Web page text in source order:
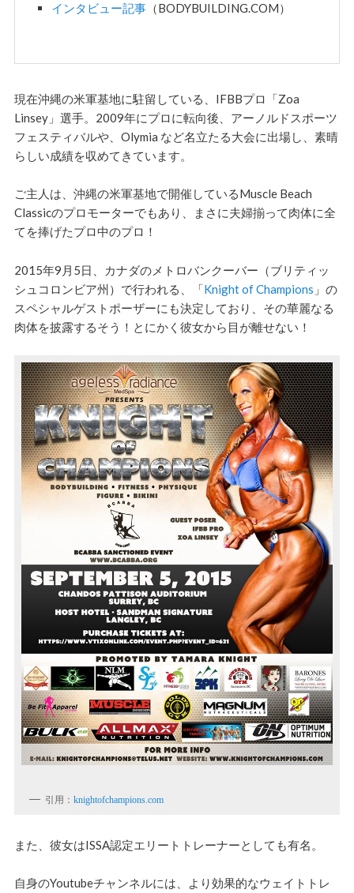
インタビュー記事（BODYBUILDING.COM）
現在沖縄の米軍基地に駐留している、IFBBプロ「Zoa
Linsey」選手。2009年にプロに転向後、アーノルドスポーツ
フェスティバルや、Olymia など名立たる大会に出場し、素晴
らしい成績を収めてきています。
ご主人は、沖縄の米軍基地で開催しているMuscle Beach
Classicのプロモーターでもあり、まさに夫婦揃って肉体に全
てを捧げたプロ中のプロ！
2015年9月5日、カナダのメトロバンクーバー（ブリティッ
シュコロンビア州）で行われる、「Knight of Champions 」の
スペシャルゲストポーザーにも決定しており、その華麗なる
肉体を披露するそう！とにかく彼女から目が離せない！
引用： knightofchampions.com
また、彼女はISSA認定エリートトレーナーとしても有名。
自身のYoutubeチャンネルには、より効果的なウェイトトレ